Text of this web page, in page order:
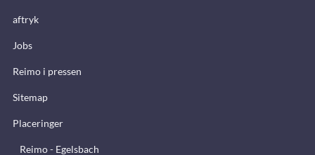
aftryk
Jobs
Reimo i pressen
Sitemap
Placeringer
Reimo - Egelsbach